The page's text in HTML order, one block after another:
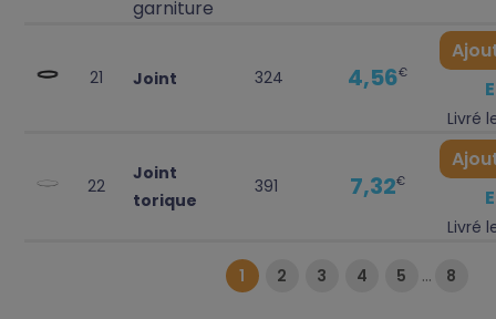
garniture
21 Joint 324 4,56€
Livré
22
Joint
torique
391 7,32€
Livré
1 2 3 4 5 … 8